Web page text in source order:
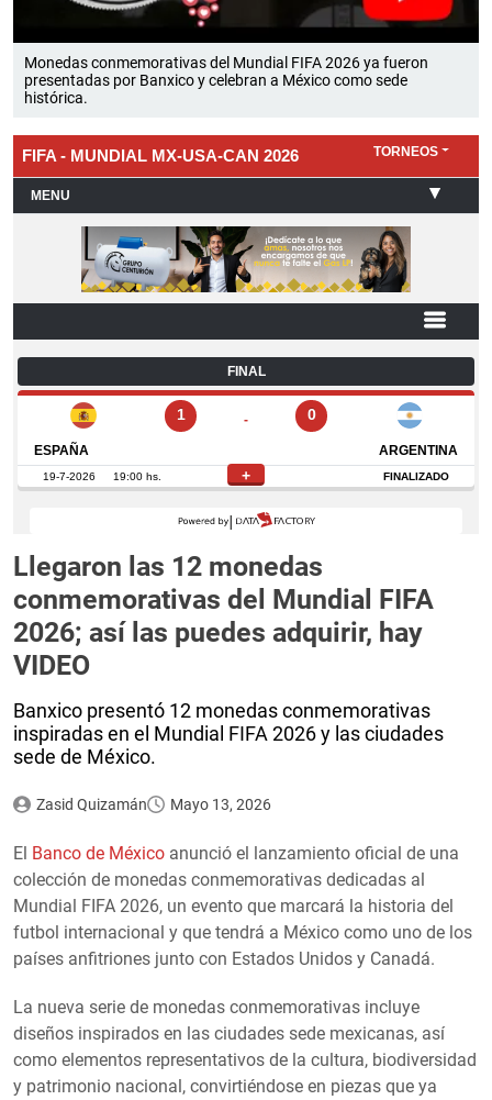
Monedas conmemorativas del Mundial FIFA 2026 ya fueron
presentadas por Banxico y celebran a México como sede
histórica.
Llegaron las 12 monedas
conmemorativas del Mundial FIFA
2026; así las puedes adquirir, hay
VIDEO
Banxico presentó 12 monedas conmemorativas
inspiradas en el Mundial FIFA 2026 y las ciudades
sede de México.
Zasid Quizamán Mayo 13, 2026
El Banco de México anunció el lanzamiento oficial de una
colección de monedas conmemorativas dedicadas al
Mundial FIFA 2026, un evento que marcará la historia del
futbol internacional y que tendrá a México como uno de los
países anfitriones junto con Estados Unidos y Canadá.
La nueva serie de monedas conmemorativas incluye
diseños inspirados en las ciudades sede mexicanas, así
como elementos representativos de la cultura, biodiversidad
y patrimonio nacional, convirtiéndose en piezas que ya